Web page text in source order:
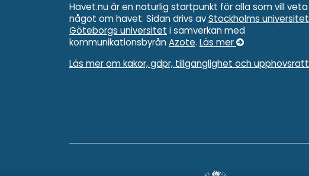
Havet.nu är en naturlig startpunkt för alla som vill veta
något om havet. Sidan drivs avStockholms universitet
Göteborgs universitet i samverkan med
kommunikationsbyrån Azote. Läs mer
Läs mer om kakor, gdpr, tillganglighet och upphovsratt